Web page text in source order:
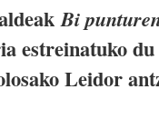
Bi
estreinatuko du
Leidor